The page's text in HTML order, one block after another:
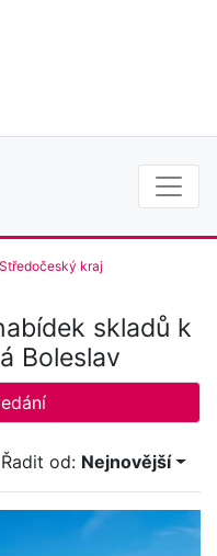
Středočeský kraj
skladů k
Boleslav
Řadit od: Nejnovější